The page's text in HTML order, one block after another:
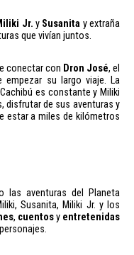
Jr. y Susanita y extraña
que vivían juntos.
conectar con Dron José, el
su largo viaje. La
es constante y Miliki
disfrutar de sus aventuras y
estar a miles de kilómetros
las aventuras del Planeta
Susanita, Miliki Jr. y los
, cuentosy entretenidas